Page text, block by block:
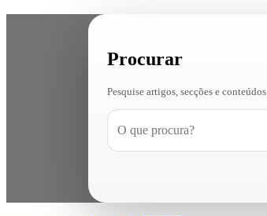
Procurar
Pesquise artigos, secções e conteúdos